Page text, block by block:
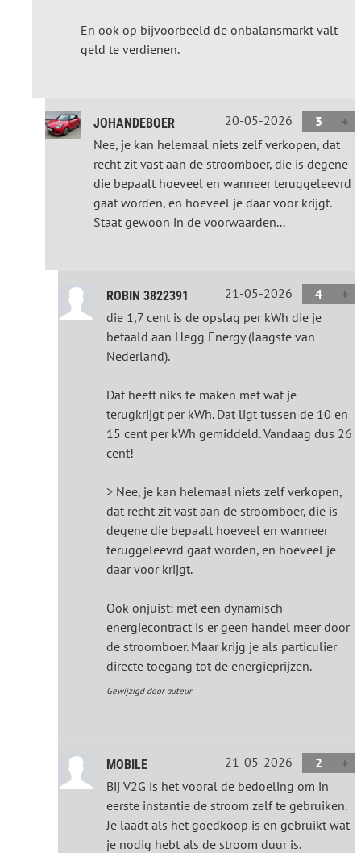
En ook op bijvoorbeeld de onbalansmarkt valt
geld te verdienen.
JOHANDEBOER 20-05-2026
3
Nee, je kan helemaal niets zelf verkopen, dat
recht zit vast aan de stroomboer, die is degene
die bepaalt hoeveel en wanneer teruggeleevrd
gaat worden, en hoeveel je daar voor krijgt.
Staat gewoon in de voorwaarden...
ROBIN 3822391 21-05-2026
4
die 1,7 cent is de opslag per kWh die je
betaald aan Hegg Energy (laagste van
Nederland).
Dat heeft niks te maken met wat je
terugkrijgt per kWh. Dat ligt tussen de 10 en
15 cent per kWh gemiddeld. Vandaag dus 26
cent!
> Nee, je kan helemaal niets zelf verkopen,
dat recht zit vast aan de stroomboer, die is
degene die bepaalt hoeveel en wanneer
teruggeleevrd gaat worden, en hoeveel je
daar voor krijgt.
Ook onjuist: met een dynamisch
energiecontract is er geen handel meer door
de stroomboer. Maar krijg je als particulier
directe toegang tot de energieprijzen.
Gewijzigd door auteur
MOBILE 21-05-2026
2
Bij V2G is het vooral de bedoeling om in
eerste instantie de stroom zelf te gebruiken.
Je laadt als het goedkoop is en gebruikt wat
je nodig hebt als de stroom duur is.